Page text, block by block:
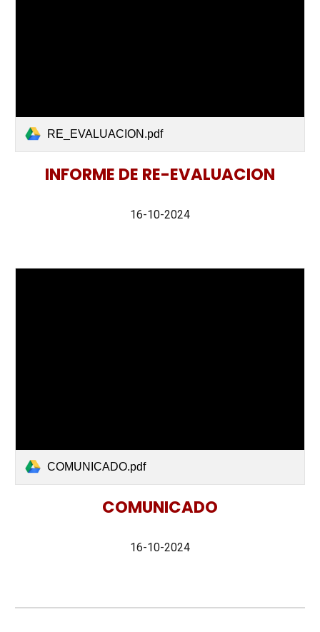
RE_EVALUACION.pdf
INFORME DE RE-EVALUACION
16-10-2024
COMUNICADO.pdf
COMUNICADO
16-10-2024